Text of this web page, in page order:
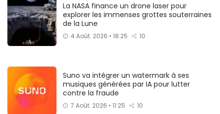
La NASA finance un drone laser pour
explorer les immenses grottes souterraines
de la Lune
4 Août. 2026 • 18:25 10
Suno va intégrer un watermark à ses
musiques générées par IA pour lutter
contre la fraude
7 Août. 2026 • 11:25 10